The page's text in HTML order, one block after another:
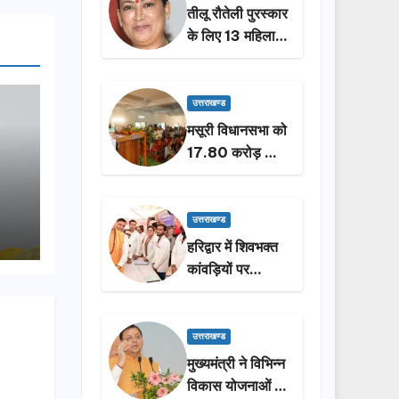
तीलू रौतेली पुरस्कार
के लिए 13 महिलाओं
का चयन, 35
कार्यकर्तियां भी होंगी
सम्मानित…
उत्तराखण्ड
मसूरी विधानसभा को
17.80 करोड़ की
विकास योजनाओं की
ने किया लोकार्पण-
शिलान्यास.
उत्तराखण्ड
हरिद्वार में शिवभक्त
कांवड़ियों पर
पुष्पवर्षा, मुख्यमंत्री
प्रक्षालन…
उत्तराखण्ड
मुख्यमंत्री ने विभिन्न
विकास योजनाओं के